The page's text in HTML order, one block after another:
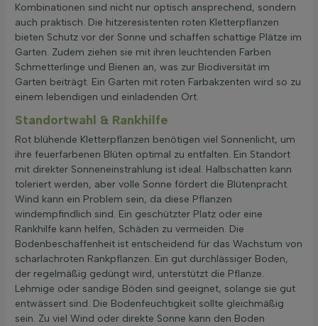
Kombinationen sind nicht nur optisch ansprechend, sondern
auch praktisch. Die hitzeresistenten roten Kletterpflanzen
bieten Schutz vor der Sonne und schaffen schattige Plätze im
Garten. Zudem ziehen sie mit ihren leuchtenden Farben
Schmetterlinge und Bienen an, was zur Biodiversität im
Garten beiträgt. Ein Garten mit roten Farbakzenten wird so zu
einem lebendigen und einladenden Ort.
Standortwahl & Rankhilfe
Rot blühende Kletterpflanzen benötigen viel Sonnenlicht, um
ihre feuerfarbenen Blüten optimal zu entfalten. Ein Standort
mit direkter Sonneneinstrahlung ist ideal. Halbschatten kann
toleriert werden, aber volle Sonne fördert die Blütenpracht.
Wind kann ein Problem sein, da diese Pflanzen
windempfindlich sind. Ein geschützter Platz oder eine
Rankhilfe kann helfen, Schäden zu vermeiden. Die
Bodenbeschaffenheit ist entscheidend für das Wachstum von
scharlachroten Rankpflanzen. Ein gut durchlässiger Boden,
der regelmäßig gedüngt wird, unterstützt die Pflanze.
Lehmige oder sandige Böden sind geeignet, solange sie gut
entwässert sind. Die Bodenfeuchtigkeit sollte gleichmäßig
sein. Zu viel Wind oder direkte Sonne kann den Boden